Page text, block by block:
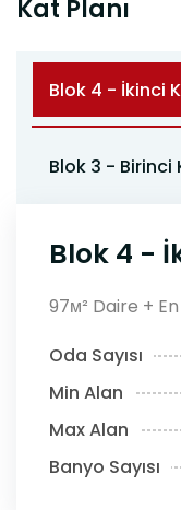
Kat Planı
Blok 4 - İkinci
Blok 3 - Birinci
Blok 4 -
97м² Daire +
Oda Sayısı
Min Alan
Max Alan
Banyo Sayısı